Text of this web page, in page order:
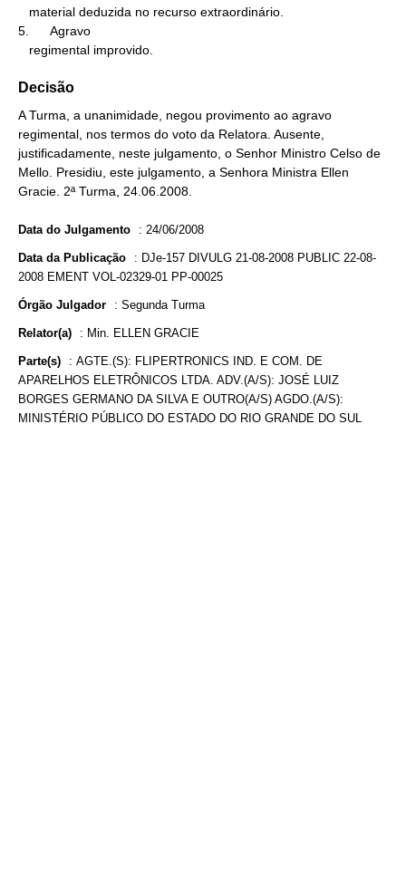
5.      Agravo
   regimental improvido.
Decisão
A Turma, a unanimidade, negou provimento ao agravo
regimental, nos termos do voto da Relatora. Ausente,
justificadamente, neste julgamento, o Senhor Ministro Celso de
Mello. Presidiu, este julgamento, a Senhora Ministra Ellen
Gracie. 2ª Turma, 24.06.2008.
Data do Julgamento : 24/06/2008
Data da Publicação : DJe-157 DIVULG 21-08-2008 PUBLIC 22-08-
2008 EMENT VOL-02329-01 PP-00025
Órgão Julgador : Segunda Turma
Relator(a) : Min. ELLEN GRACIE
Parte(s) : AGTE.(S): FLIPERTRONICS IND. E COM. DE
APARELHOS ELETRÔNICOS LTDA. ADV.(A/S): JOSÉ LUIZ
BORGES GERMANO DA SILVA E OUTRO(A/S) AGDO.(A/S):
MINISTÉRIO PÚBLICO DO ESTADO DO RIO GRANDE DO SUL